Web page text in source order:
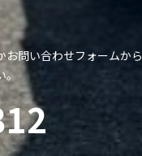
問い合わせフォームから
。